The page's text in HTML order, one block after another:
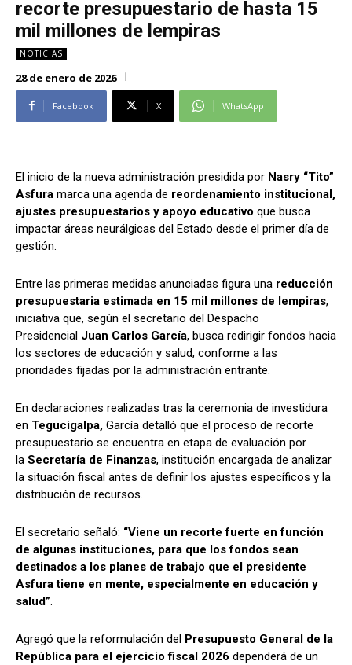
Alianza Patriotica
Libertad y Refundación
Frente Amplio
Centro Social Cristianos
Nueva Ruta
Suscríbase a nuestro boletín
Manténgase informado de nuestro contenido, recibiendo
noticias directamente en su correo electrónico.
Comparta
Síganos
Alianza Patriotica
Libertad y Refundación
Frente Amplio
Centro Social Cristianos
Nueva Ruta
Suscríbase a nuestro boletín
Manténgase informado de nuestro contenido, recibiendo
noticias directamente en su correo electrónico.
Comparta
Síganos
recorte presupuestario de hasta 15
mil millones de lempiras
NOTICIAS
28 de enero de 2026
Facebook X WhatsApp
El inicio de la nueva administración presidida por Nasry “Tito”
Asfura marca una agenda de reordenamiento institucional,
ajustes presupuestarios y apoyo educativo que busca
impactar áreas neurálgicas del Estado desde el primer día de
gestión.
Entre las primeras medidas anunciadas figura una reducción
presupuestaria estimada en 15 mil millones de lempiras,
iniciativa que, según el secretario del Despacho
Presidencial Juan Carlos García, busca redirigir fondos hacia
los sectores de educación y salud, conforme a las
prioridades fijadas por la administración entrante.
En declaraciones realizadas tras la ceremonia de investidura
en Tegucigalpa, García detalló que el proceso de recorte
presupuestario se encuentra en etapa de evaluación por
la Secretaría de Finanzas, institución encargada de analizar
la situación fiscal antes de definir los ajustes específicos y la
distribución de recursos.
El secretario señaló: “Viene un recorte fuerte en función
de algunas instituciones, para que los fondos sean
destinados a los planes de trabajo que el presidente
Asfura tiene en mente, especialmente en educación y
salud”
Agregó que la reformulación del Presupuesto General de la
República para el ejercicio fiscal 2026 dependerá de un